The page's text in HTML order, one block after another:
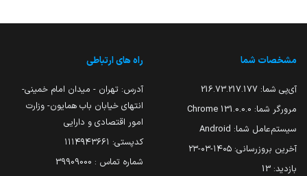
مشخصات شما
آی‌پی شما: 216.73.217.177
مرورگر شما: 131.0.0.0 Chrome
سیستم‌عامل شما: Android
آخرین بروزرسانی: ۱۴۰۵-۰۳-۲۳
بازدید: 13
راه های ارتباطی
آدرس: تهران - میدان امام خمینی-
انتهای خیابان باب همایون- وزارت
امور اقتصادی و دارایی
کدپستی: ۱۱۱۴۹۴۳۶۶۱
شماره تماس : 39909000